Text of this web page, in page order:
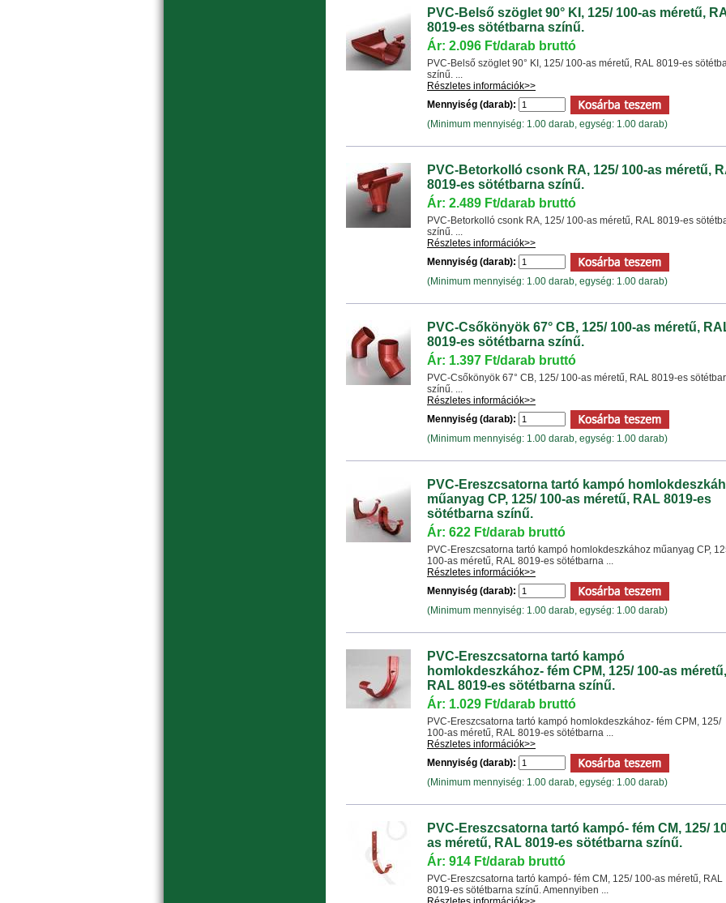
PVC-Belső szöglet 90° KI, 125/ 100-as méretű,
8019-es sötétbarna színű.
Ár: 2.096 Ft/darab bruttó
PVC-Belső szöglet 90° KI, 125/ 100-as méretű, RAL 8019-es
színű. ...
Részletes információk>>
Mennyiség (darab):
(Minimum mennyiség: 1.00 darab, egység: 1.00 darab)
PVC-Betorkolló csonk RA, 125/ 100-as méretű,
8019-es sötétbarna színű.
Ár: 2.489 Ft/darab bruttó
PVC-Betorkolló csonk RA, 125/ 100-as méretű, RAL 8019-es
színű. ...
Részletes információk>>
Mennyiség (darab):
(Minimum mennyiség: 1.00 darab, egység: 1.00 darab)
PVC-Csőkönyök 67° CB, 125/ 100-as méretű,
8019-es sötétbarna színű.
Ár: 1.397 Ft/darab bruttó
PVC-Csőkönyök 67° CB, 125/ 100-as méretű, RAL 8019-es
színű. ...
Részletes információk>>
Mennyiség (darab):
(Minimum mennyiség: 1.00 darab, egység: 1.00 darab)
PVC-Ereszcsatorna tartó kampó
műanyag CP, 125/ 100-as méretű, RAL 8019-es
sötétbarna színű.
Ár: 622 Ft/darab bruttó
PVC-Ereszcsatorna tartó kampó homlokdeszkához műanyag CP,
100-as méretű, RAL 8019-es sötétbarna ...
Részletes információk>>
Mennyiség (darab):
(Minimum mennyiség: 1.00 darab, egység: 1.00 darab)
PVC-Ereszcsatorna tartó kampó
homlokdeszkához- fém CPM, 125/ 100-as méretű,
RAL 8019-es sötétbarna színű.
Ár: 1.029 Ft/darab bruttó
PVC-Ereszcsatorna tartó kampó homlokdeszkához- fém CPM, 125/
100-as méretű, RAL 8019-es sötétbarna ...
Részletes információk>>
Mennyiség (darab):
(Minimum mennyiség: 1.00 darab, egység: 1.00 darab)
PVC-Ereszcsatorna tartó kampó- fém CM, 125/
as méretű, RAL 8019-es sötétbarna színű.
Ár: 914 Ft/darab bruttó
PVC-Ereszcsatorna tartó kampó- fém CM, 125/ 100-as méretű, RAL
8019-es sötétbarna színű. Amennyiben ...